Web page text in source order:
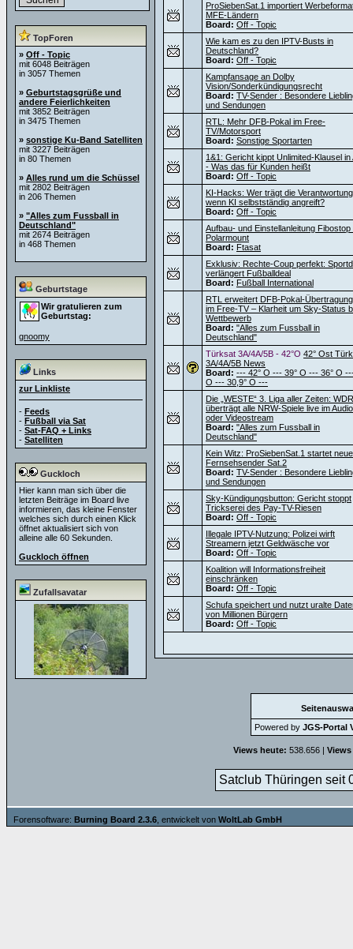
TopForen
» Off - Topic
mit 6048 Beiträgen
in 3057 Themen
» Geburtstagsgrüße und
andere Feierlichkeiten
mit 3852 Beiträgen
in 3475 Themen
» sonstige Ku-Band Satelliten
mit 3227 Beiträgen
in 80 Themen
» Alles rund um die Schüssel
mit 2802 Beiträgen
in 206 Themen
» "Alles zum Fussball in
Deutschland"
mit 2674 Beiträgen
in 468 Themen
Geburtstage
Wir gratulieren zum
Geburtstag:
gnoomy
Links
zur Linkliste
- Feeds
- Fußball via Sat
- Sat-FAQ + Links
- Satelliten
Guckloch
Hier kann man sich über die
letzten Beiträge im Board live
informieren, das kleine Fenster
welches sich durch einen Klick
öffnet aktualisiert sich von
alleine alle 60 Sekunden.
Guckloch öffnen
Zufallsavatar
ProSiebenSat.1 importiert
MFE-Ländern
Board: Off - Topic
Wie kam es zu den IPTV-Busts in
Deutschland?
Board: Off - Topic
Kampfansage an Dolby
Vision/Sonderkündigungsrecht
Board: TV-Sender : Besondere
und Sendungen
RTL: Mehr DFB-Pokal im Free-
TV/Motorsport
Board: Sonstige Sportarten
1&1: Gericht kippt Unlimited-Klausel in
- Was das für Kunden heißt
Board: Off - Topic
KI-Hacks: Wer trägt die
wenn KI selbstständig angreift?
Board: Off - Topic
Aufbau- und Einstellanleitung Fibostop
Polarmount
Board: Ftasat
Exklusiv: Rechte-Coup perfekt:
verlängert Fußballdeal
Board: Fußball International
RTL erweitert DFB-Pokal-
im Free-TV – Klarheit um Sky-Status
Wettbewerb
Board: "Alles zum Fussball in
Deutschland"
Türksat 3A/4A/5B - 42°O 42° Ost
3A/4A/5B News
Board: --- 42° O --- 39° O --- 36° O
O --- 30,9° O ---
Die „WESTE“ 3. Liga aller Zeiten: WDR
überträgt alle NRW-Spiele live im
oder Videostream
Board: "Alles zum Fussball in
Deutschland"
Kein Witz: ProSiebenSat.1 startet
Fernsehsender Sat.2
Board: TV-Sender : Besondere
und Sendungen
Sky-Kündigungsbutton: Gericht stoppt
Trickserei des Pay-TV-Riesen
Board: Off - Topic
Illegale IPTV-Nutzung: Polizei wirft
Streamern jetzt Geldwäsche vor
Board: Off - Topic
Koalition will Informationsfreiheit
einschränken
Board: Off - Topic
Schufa speichert und nutzt uralte
von Millionen Bürgern
Board: Off - Topic
Powered by JGS-Portal
Views heute: 538.656 |
Satclub Thüringen seit
Forensoftware: Burning Board 2.3.6 , entwickelt von WoltLab GmbH